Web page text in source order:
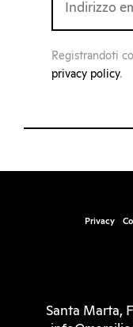
Registrandoti
privacy policy.
Privacy
Santa Marta,